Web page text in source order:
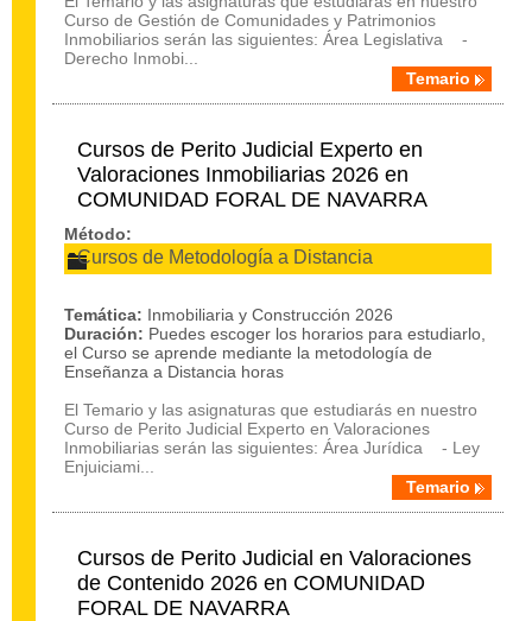
Curso de Gestión de Comunidades y Patrimonios
Inmobiliarios serán las siguientes: Área Legislativa -
Derecho Inmobi...
Temario
Cursos de Perito Judicial Experto en
Valoraciones Inmobiliarias 2026 en
COMUNIDAD FORAL DE NAVARRA
Método:
Cursos de Metodología a Distancia
Temática: Inmobiliaria y Construcción 2026
Duración: Puedes escoger los horarios para estudiarlo,
el Curso se aprende mediante la metodología de
Enseñanza a Distancia horas
El Temario y las asignaturas que estudiarás en nuestro
Curso de Perito Judicial Experto en Valoraciones
Inmobiliarias serán las siguientes: Área Jurídica - Ley
Enjuiciami...
Temario
Cursos de Perito Judicial en Valoraciones
de Contenido 2026 en COMUNIDAD
FORAL DE NAVARRA